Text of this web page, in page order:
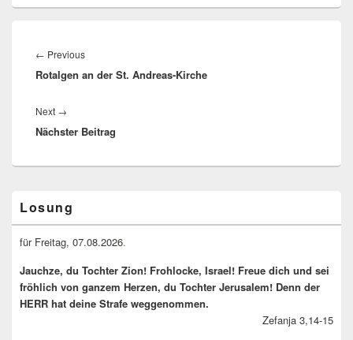
← PreviousPrevious
post:
Rotalgen an der St. Andreas-Kirche
Next →
post:
Nächster Beitrag
Sidebar
Widget
Area
Losung
für Freitag, 07.08.2026.
Jauchze, du Tochter Zion! Frohlocke, Israel! Freue dich und sei
fröhlich von ganzem Herzen, du Tochter Jerusalem! Denn der
HERR hat deine Strafe weggenommen.
Zefanja 3,14-15